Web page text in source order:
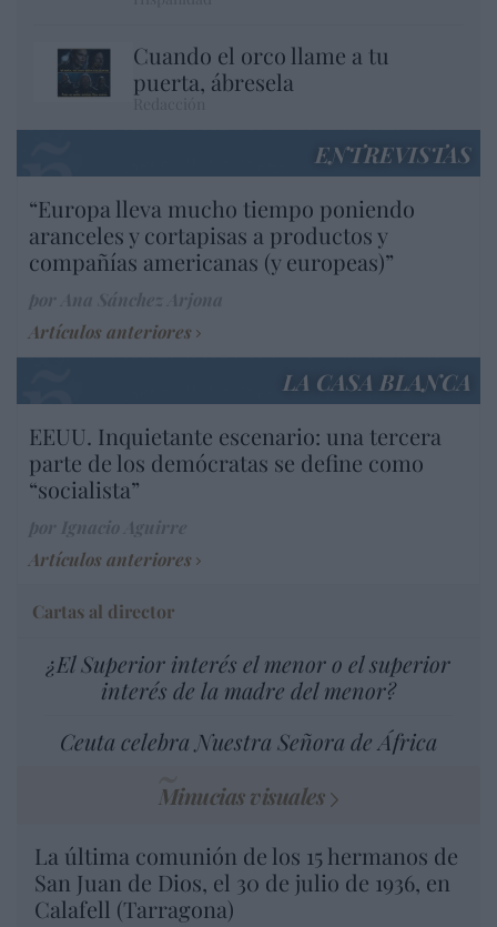
Cuando el orco llame a tu
puerta, ábresela
ENTREVISTAS
“Europa lleva mucho tiempo poniendo
aranceles y cortapisas a productos y
compañías americanas (y europeas)”
Artículos anteriores
LA CASA BLANCA
EEUU. Inquietante escenario: una tercera
parte de los demócratas se define como
“socialista”
Artículos anteriores
Cartas al director
¿El Superior interés el menor o el superior
interés de la madre del menor?
Ceuta celebra Nuestra Señora de África
Minucias visuales
La última comunión de los 15 hermanos de
San Juan de Dios, el 30 de julio de 1936, en
Calafell (Tarragona)